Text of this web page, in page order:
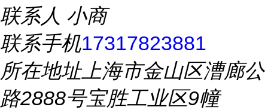
联系人 小商
联系手机17317823881
所在地址上海市金山区漕廊公
路2888号宝胜工业区9幢